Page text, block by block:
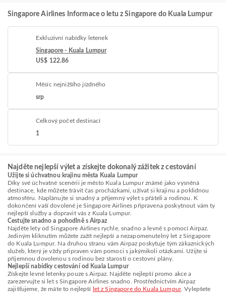
Singapore Airlines Informace o letu z Singapore do Kuala Lumpur
Exkluzivní nabídky letenek
Singapore - Kuala Lumpur
US$ 122.86
Měsíc nejnižšího jízdného
srp
Celkový počet destinací
1
Najděte nejlepší výlet a získejte dokonalý zážitek z cestování
Užijte si úchvatnou krajinu města Kuala Lumpur
Díky své úchvatné scenérii je město Kuala Lumpur známé jako vysněná
destinace, kde můžete trávit čas procházkami, užívat si krajinu a poklidnou
atmosféru. Naplánujte si snadný a příjemný výlet s přáteli a rodinou. K
dokončení vaší dovolené je Singapore Airlines připravena poskytnout vám ty
nejlepší služby a dopravit vás z Kuala Lumpur.
Cestujte snadno a pohodlně s Airpaz
Najděte lety od Singapore Airlines rychle, snadno a levně s pomocí Airpaz.
Jediným kliknutím můžete zažít nejlepší a nezapomenutelný let z Singapore
do Kuala Lumpur. Na druhou stranu vám Airpaz poskytuje tým zákaznických
služeb, který je vždy připraven vám pomoci s jakýmikoli otázkami. Užijte si
příjemnou dovolenou s rodinou bez starostí o cestovní plány.
Nejlepší nabídky cestování od Kuala Lumpur
Získejte levné letenky pouze s Airpaz. Najděte nejlepší promo akce a
zarezervujte si let s Singapore Airlines snadno. Prostřednictvím Airpaz
zajišťujeme, že máte to nejlepší let z Singapore do Kuala Lumpur. Vylepšete